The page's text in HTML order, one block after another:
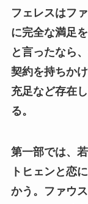
フェレスはフ
に完全な満足
と言ったなら
契約を持ちか
充足など存在
る。
第一部では、
トヒェンと恋
かう。ファウ